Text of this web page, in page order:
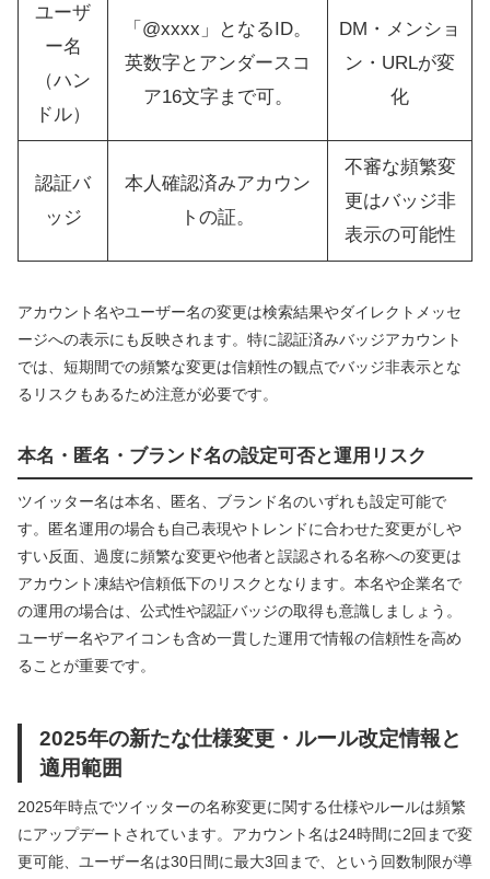
ユーザ
ー名
（ハン
ドル）
「@xxxx」となるID。
英数字とアンダースコ
ア16文字まで可。
DM・メンショ
ン・URLが変
化
認証バ
ッジ
本人確認済みアカウン
トの証。
不審な頻繁変
更はバッジ非
表示の可能性
アカウント名やユーザー名の変更は検索結果やダイレクトメッセ
ージへの表示にも反映されます。特に認証済みバッジアカウント
では、短期間での頻繁な変更は信頼性の観点でバッジ非表示とな
るリスクもあるため注意が必要です。
本名・匿名・ブランド名の設定可否と運用リスク
ツイッター名は本名、匿名、ブランド名のいずれも設定可能で
す。匿名運用の場合も自己表現やトレンドに合わせた変更がしや
すい反面、過度に頻繁な変更や他者と誤認される名称への変更は
アカウント凍結や信頼低下のリスクとなります。本名や企業名で
の運用の場合は、公式性や認証バッジの取得も意識しましょう。
ユーザー名やアイコンも含め一貫した運用で情報の信頼性を高め
ることが重要です。
2025年の新たな仕様変更・ルール改定情報と
適用範囲
2025年時点でツイッターの名称変更に関する仕様やルールは頻繁
にアップデートされています。アカウント名は24時間に2回まで変
更可能、ユーザー名は30日間に最大3回まで、という回数制限が導